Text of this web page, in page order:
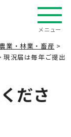
メニュー
農業・林業・畜産 >
現況届は毎年ご提出
ださ